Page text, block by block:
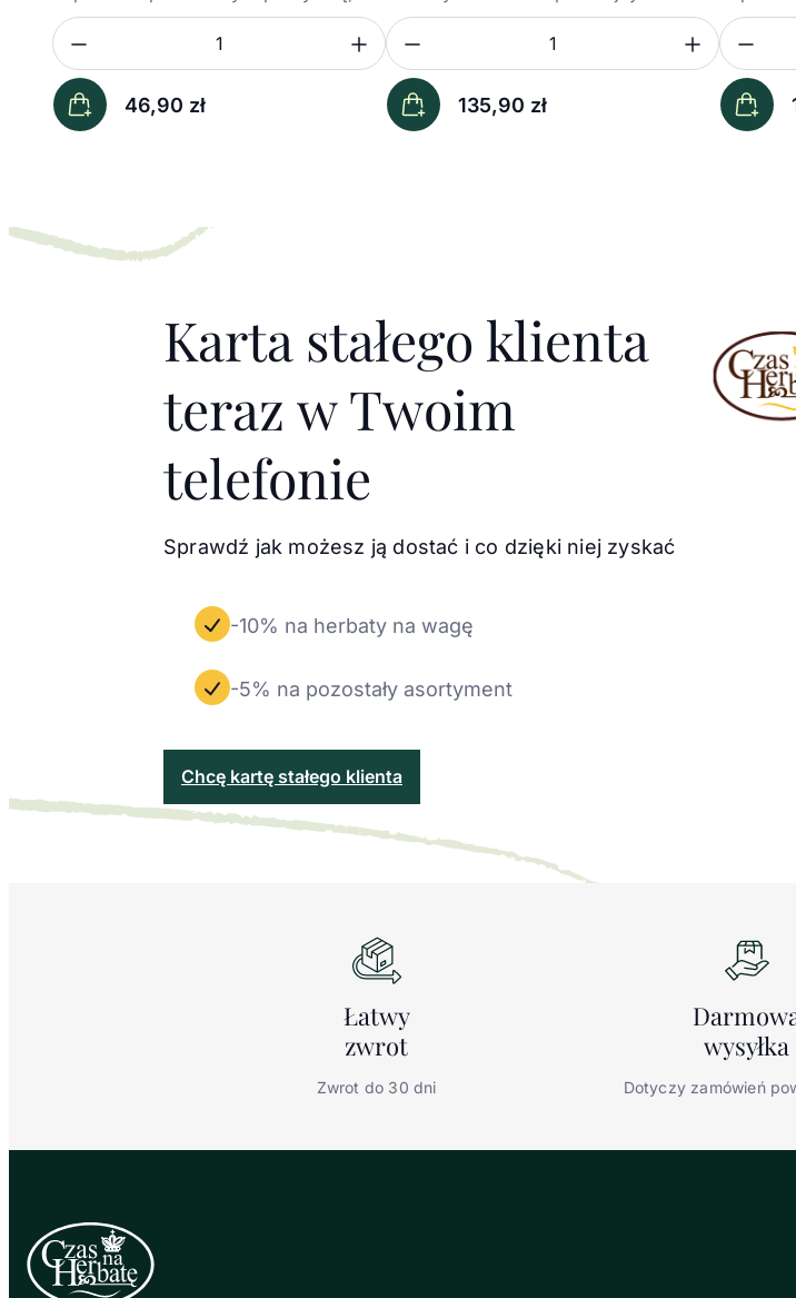
rozmiar...
46,90 zł
IlośćZmniejsz ilość Zwiększ ilość
ściankami ...
135,90 zł
IlośćZmniejsz ilość Ilość
Karta stałego klienta
teraz w Twoim
telefonie
Sprawdź jak możesz ją dostać i co dzięki niej zyskać
-10% na herbaty na wagę
-5% na pozostały asortyment
Chcę kartę stałego klienta
Łatwy
zwrot
Zwrot do 30 dni
wysyłka
Dotyczy zamówień